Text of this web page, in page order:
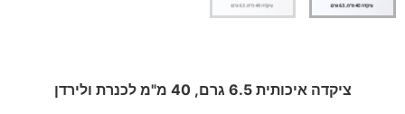
ציקדה איכותית 6.5 גרם, 40 מ"מ לכנרת ולירדן